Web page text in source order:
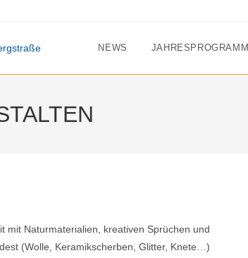
NEWS JAHRESPROGRAMM
mit Naturmaterialien, kreativen Sprüchen und
(Wolle, Keramikscherben, Glitter, Knete…)